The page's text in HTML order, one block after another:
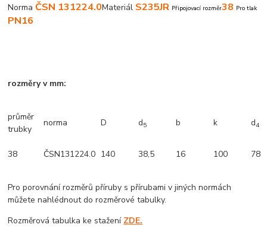
NormaČSN 131224.0Materiál S235JR Připojovací rozměr38 Pro tlak
PN16
rozměry v mm:
průměr
trubky
norma D d5 b k d4
38 ČSN131224.0 140 38,5 16 100 78
Pro porovnání rozměrů příruby s přírubami v jiných normách
můžete nahlédnout do rozměrové tabulky.
Rozměrová tabulka ke stažení ZDE.